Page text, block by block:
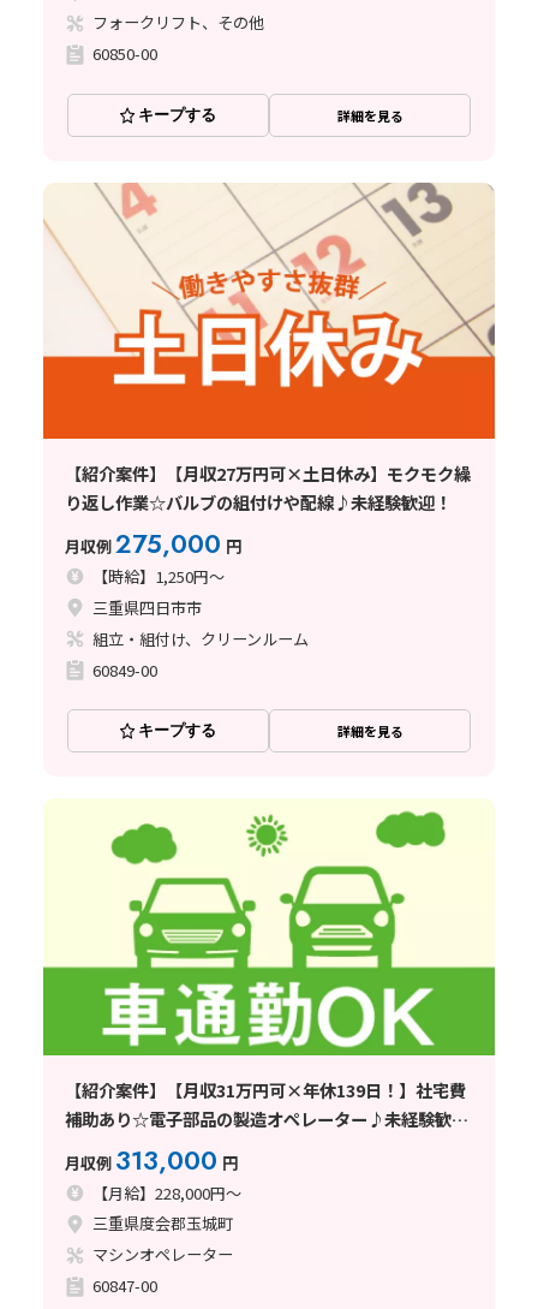
フォークリフト、その他
60850-00
キープする 詳細を見る
【紹介案件】【月収27万円可×土日休み】モクモク繰
り返し作業☆バルブの組付けや配線♪未経験歓迎！
月収例275,000 円
【時給】1,250円～
三重県四日市市
組立・組付け、クリーンルーム
60849-00
キープする 詳細を見る
【紹介案件】【月収31万円可×年休139日！】社宅費
補助あり☆電子部品の製造オペレーター♪未経験歓
月収例 313,000 円
【月給】228,000円～
三重県度会郡玉城町
マシンオペレーター
60847-00